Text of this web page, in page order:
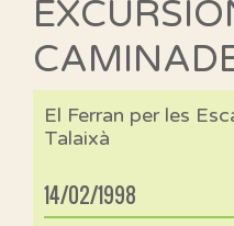
El Ferran per les
Talaixà
14/02/1998